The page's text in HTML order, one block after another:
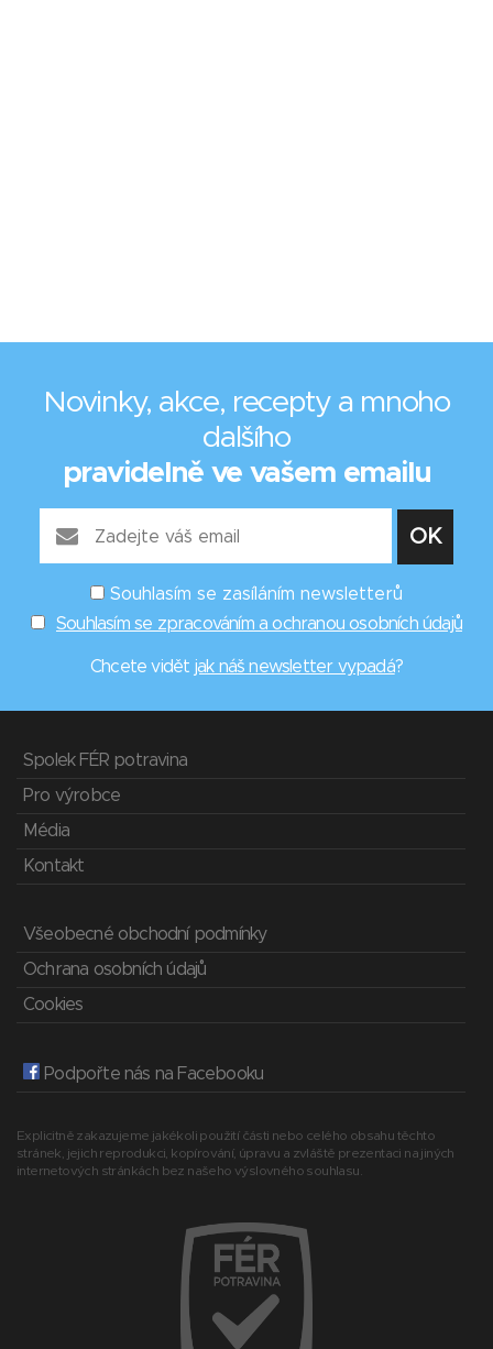
Novinky, akce, recepty a mnoho
dalšího
pravidelně ve vašem emailu
Souhlasím se zasíláním newsletterů
Souhlasím se zpracováním a ochranou osobních údajů
Chcete vidět jak náš newsletter vypadá?
Spolek FÉR potravina
Pro výrobce
Média
Kontakt
Všeobecné obchodní podmínky
Ochrana osobních údajů
Cookies
Podpořte nás na Facebooku
Explicitně zakazujeme jakékoli použití části nebo celého obsahu těchto
stránek, jejich reprodukci, kopírování, úpravu a zvláště prezentaci na jiných
internetových stránkách bez našeho výslovného souhlasu.